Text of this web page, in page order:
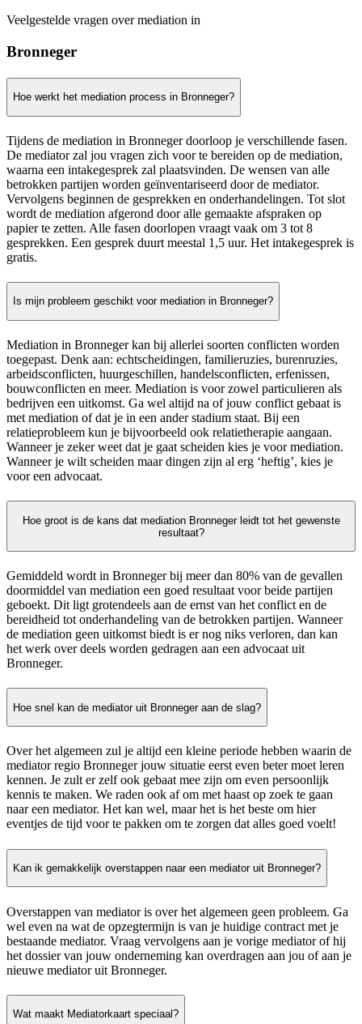
Veelgestelde vragen over mediation in
Bronneger
Hoe werkt het mediation process in Bronneger?
Tijdens de mediation in Bronneger doorloop je verschillende fasen.
De mediator zal jou vragen zich voor te bereiden op de mediation,
waarna een intakegesprek zal plaatsvinden. De wensen van alle
betrokken partijen worden geïnventariseerd door de mediator.
Vervolgens beginnen de gesprekken en onderhandelingen. Tot slot
wordt de mediation afgerond door alle gemaakte afspraken op
papier te zetten. Alle fasen doorlopen vraagt vaak om 3 tot 8
gesprekken. Een gesprek duurt meestal 1,5 uur. Het intakegesprek is
gratis.
Is mijn probleem geschikt voor mediation in Bronneger?
Mediation in Bronneger kan bij allerlei soorten conflicten worden
toegepast. Denk aan: echtscheidingen, familieruzies, burenruzies,
arbeidsconflicten, huurgeschillen, handelsconflicten, erfenissen,
bouwconflicten en meer. Mediation is voor zowel particulieren als
bedrijven een uitkomst. Ga wel altijd na of jouw conflict gebaat is
met mediation of dat je in een ander stadium staat. Bij een
relatieprobleem kun je bijvoorbeeld ook relatietherapie aangaan.
Wanneer je zeker weet dat je gaat scheiden kies je voor mediation.
Wanneer je wilt scheiden maar dingen zijn al erg ‘heftig’, kies je
voor een advocaat.
Hoe groot is de kans dat mediation Bronneger leidt tot het gewenste
resultaat?
Gemiddeld wordt in Bronneger bij meer dan 80% van de gevallen
doormiddel van mediation een goed resultaat voor beide partijen
geboekt. Dit ligt grotendeels aan de ernst van het conflict en de
bereidheid tot onderhandeling van de betrokken partijen. Wanneer
de mediation geen uitkomst biedt is er nog niks verloren, dan kan
het werk over deels worden gedragen aan een advocaat uit
Bronneger.
Hoe snel kan de mediator uit Bronneger aan de slag?
Over het algemeen zul je altijd een kleine periode hebben waarin de
mediator regio Bronneger jouw situatie eerst even beter moet leren
kennen. Je zult er zelf ook gebaat mee zijn om even persoonlijk
kennis te maken. We raden ook af om met haast op zoek te gaan
naar een mediator. Het kan wel, maar het is het beste om hier
eventjes de tijd voor te pakken om te zorgen dat alles goed voelt!
Kan ik gemakkelijk overstappen naar een mediator uit Bronneger?
Overstappen van mediator is over het algemeen geen probleem. Ga
wel even na wat de opzegtermijn is van je huidige contract met je
bestaande mediator. Vraag vervolgens aan je vorige mediator of hij
het dossier van jouw onderneming kan overdragen aan jou of aan je
nieuwe mediator uit Bronneger.
Wat maakt Mediatorkaart speciaal?